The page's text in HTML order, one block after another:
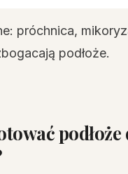
próchnica,
podłoże.
podłoże